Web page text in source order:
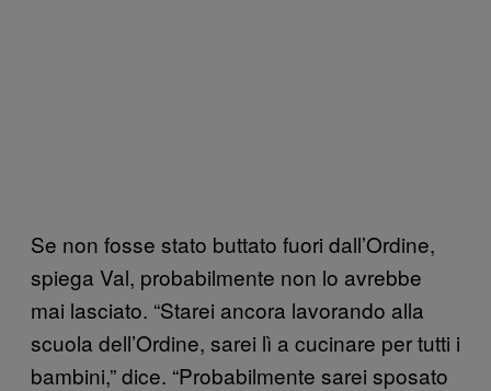
Se non fosse stato buttato fuori dall’Ordine,
spiega Val, probabilmente non lo avrebbe
mai lasciato. “Starei ancora lavorando alla
scuola dell’Ordine, sarei lì a cucinare per tutti i
bambini,” dice. “Probabilmente sarei sposato